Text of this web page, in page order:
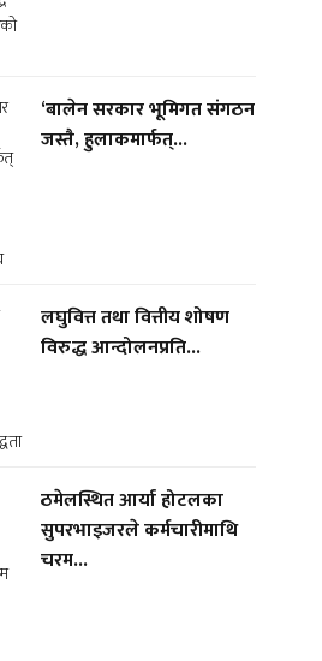
‘बालेन सरकार भूमिगत संगठन
जस्तै, हुलाकमार्फत्...
लघुवित्त तथा वित्तीय शोषण
विरुद्ध आन्दोलनप्रति...
ठमेलस्थित आर्या होटलका
सुपरभाइजरले कर्मचारीमाथि
चरम...